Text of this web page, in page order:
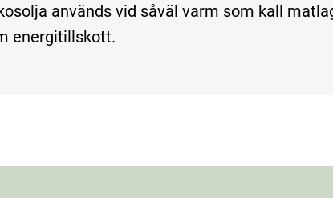
används vid såväl varm som kall
energitillskott.